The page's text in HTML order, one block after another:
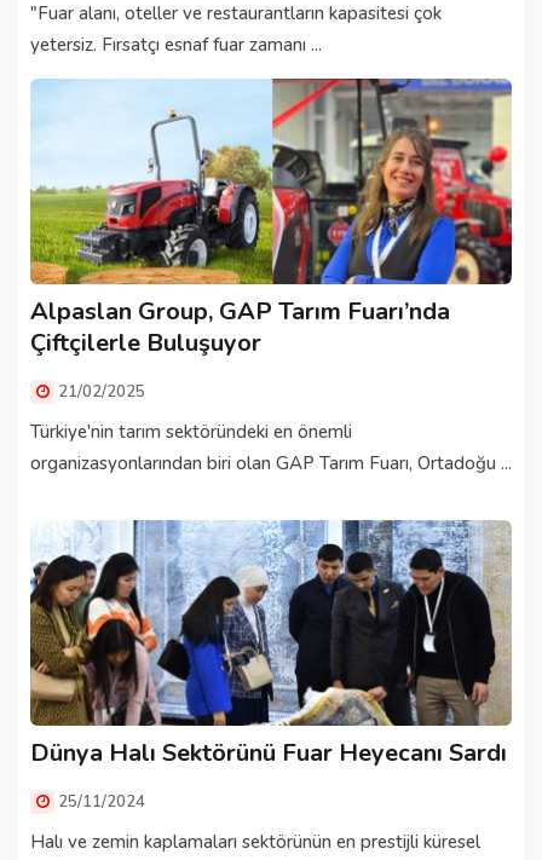
"Fuar alanı, oteller ve restaurantların kapasitesi çok
yetersiz. Fırsatçı esnaf fuar zamanı ...
Alpaslan Group, GAP Tarım Fuarı’nda
Çiftçilerle Buluşuyor
21/02/2025
Türkiye'nin tarım sektöründeki en önemli
organizasyonlarından biri olan GAP Tarım Fuarı, Ortadoğu ...
Dünya Halı Sektörünü Fuar Heyecanı Sardı
25/11/2024
Halı ve zemin kaplamaları sektörünün en prestijli küresel